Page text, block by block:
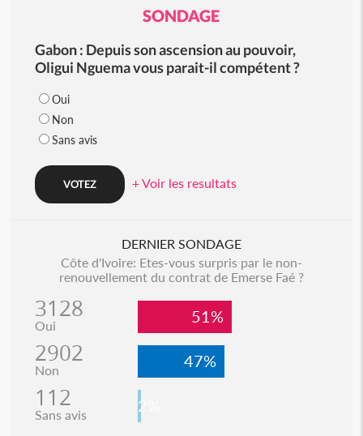
SONDAGE
Gabon : Depuis son ascension au pouvoir,
Oligui Nguema vous parait-il compétent ?
Oui
Non
Sans avis
+ Voir les resultats
DERNIER SONDAGE
Côte d'Ivoire: Etes-vous surpris par le non-
renouvellement du contrat de Emerse Faé ?
3128
Oui 51%
2902
Non 47%
112
Sans avis 2%